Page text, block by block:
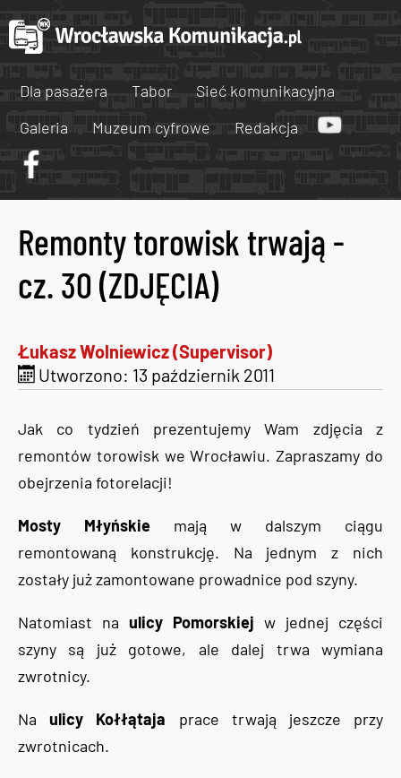
Dla pasażera Tabor
Sieć komunikacyjna
Galeria
Muzeum cyfrowe Redakcja
Remonty torowisk trwają -
cz. 30 (ZDJĘCIA)
Łukasz Wolniewicz (Supervisor)
Utworzono: 13 październik 2011
Jak co tydzień prezentujemy Wam zdjęcia z
remontów torowisk we Wrocławiu. Zapraszamy do
obejrzenia fotorelacji!
Mosty Młyńskie mają w dalszym ciągu
remontowaną konstrukcję. Na jednym z nich
zostały już zamontowane prowadnice pod szyny.
Natomiast na ulicy Pomorskiej w jednej części
szyny są już gotowe, ale dalej trwa wymiana
zwrotnicy.
Naulicy Kołłątaja prace trwają jeszcze przy
zwrotnicach.